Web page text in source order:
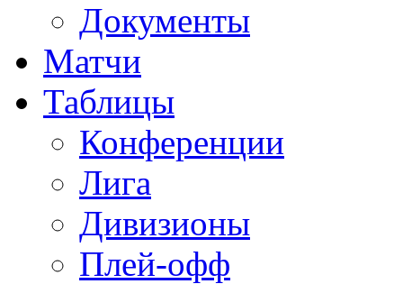
Документы
Матчи
Таблицы
Конференции
Лига
Дивизионы
Плей-офф